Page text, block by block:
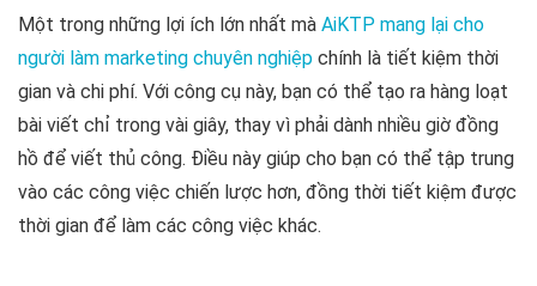
Một trong những lợi ích lớn nhất mà AiKTP mang lại cho
người làm marketing chuyên nghiệp chính là tiết kiệm thời
gian và chi phí. Với công cụ này, bạn có thể tạo ra hàng loạt
bài viết chỉ trong vài giây, thay vì phải dành nhiều giờ đồng
hồ để viết thủ công. Điều này giúp cho bạn có thể tập trung
vào các công việc chiến lược hơn, đồng thời tiết kiệm được
thời gian để làm các công việc khác.